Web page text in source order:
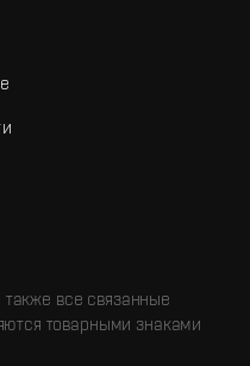
все связанные
товарными знаками